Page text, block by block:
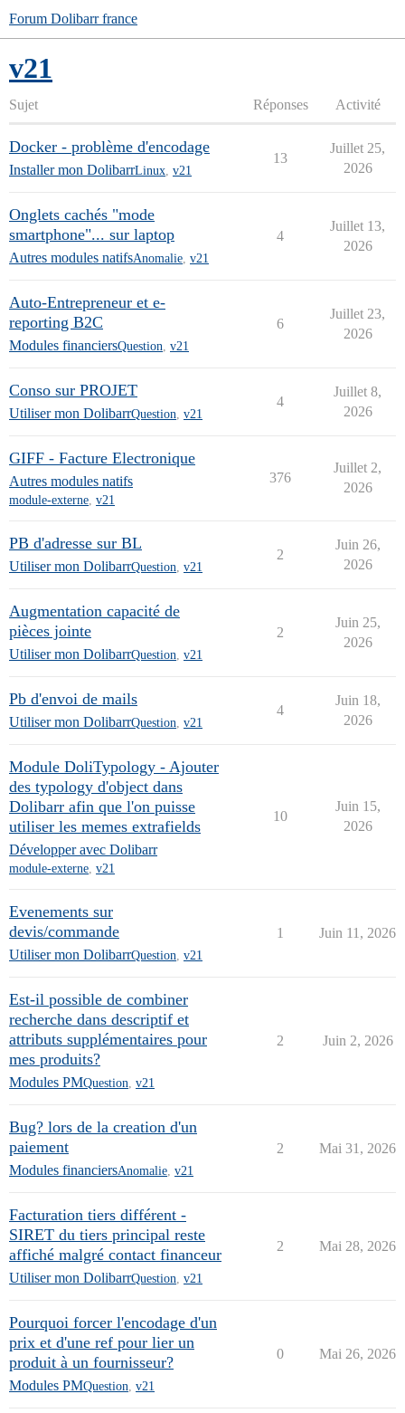
Forum Dolibarr france
v21
Sujet Réponses Activité
Docker - problème d'encodage
Installer mon DolibarrLinux v21
13
Juillet 25,
2026
Onglets cachés "mode
smartphone"... sur laptop
Autres modules natifsAnomalie v21
4
Juillet 13,
2026
Auto-Entrepreneur et e-
reporting B2C
Modules financiersQuestion v21
6
Juillet 23,
2026
Conso sur PROJET
Utiliser mon DolibarrQuestion v21
4
Juillet 8,
2026
GIFF - Facture Electronique
Autres modules natifs
module-externe, v21
376
Juillet 2,
2026
PB d'adresse sur BL
Utiliser mon DolibarrQuestion v21
2
Juin 26,
2026
Augmentation capacité de
pièces jointe
Utiliser mon DolibarrQuestion v21
2
Juin 25,
2026
Pb d'envoi de mails
Utiliser mon DolibarrQuestion v21
4
Juin 18,
2026
Module DoliTypology - Ajouter
des typology d'object dans
Dolibarr afin que l'on puisse
utiliser les memes extrafields
Développer avec Dolibarr
module-externe, v21
10
Juin 15,
2026
Evenements sur
devis/commande
Utiliser mon DolibarrQuestion v21
1 Juin 11, 2026
Est-il possible de combiner
recherche dans descriptif et
attributs supplémentaires pour
mes produits?
Modules PMQuestion v21
2 Juin 2, 2026
Bug? lors de la creation d'un
paiement
Modules financiersAnomalie v21
2 Mai 31, 2026
Facturation tiers différent -
SIRET du tiers principal reste
affiché malgré contact financeur
Utiliser mon DolibarrQuestion v21
2 Mai 28, 2026
Pourquoi forcer l'encodage d'un
prix et d'une ref pour lier un
produit à un fournisseur?
Modules PMQuestion v21
0 Mai 26, 2026